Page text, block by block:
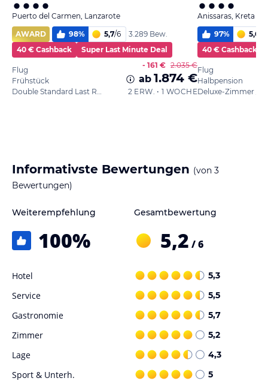
Puerto del Carmen, Lanzarote
AWARD
98% 5,7/6
3.289 Bew.
40 € Cashback
Super Last Minute Deal
Flug
Frühstück
- 161 € 2.035 €
ab 1.874 €
2 ERW. • 1 WOCHE
Anissaras, Kreta
97% 5,6
40 € Cashback
Flug
Halbpension
Informativste Bewertungen (von 3
Bewertungen)
Weiterempfehlung
100%
Gesamtbewertung
5,2 / 6
Hotel 5,3
Service 5,5
Gastronomie 5,7
Zimmer 5,2
Lage 4,3
Sport & Unterh. 5